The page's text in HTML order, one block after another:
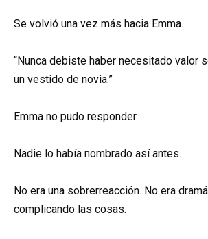
Se volvió una vez más hacia Emma.
“Nunca debiste haber necesitado valor
un vestido de novia.”
Emma no pudo responder.
Nadie lo había nombrado así antes.
No era una sobrerreacción. No era
complicando las cosas.